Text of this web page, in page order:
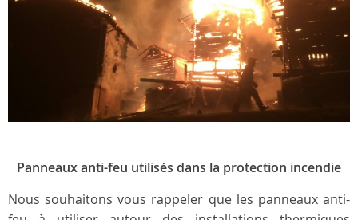
Panneaux anti-feu utilisés dans la protection incendie
Nous souhaitons vous rappeler que les panneaux anti-